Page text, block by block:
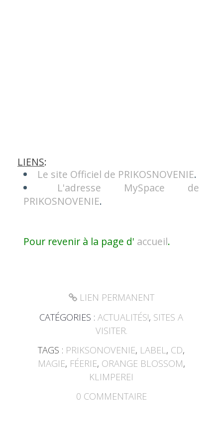
LIENS:
Le site Officiel de PRIKOSNOVENIE.
L'adresse MySpace de
PRIKOSNOVENIE.
Pour revenir à la page d' accueil.
LIEN PERMANENT
CATÉGORIES :ACTUALITÉS!, SITES A
VISITER.
TAGS : PRIKSONOVENIE, LABEL , CD,
MAGIE, FÉERIE, ORANGE BLOSSOM,
KLIMPEREI
0 COMMENTAIRE